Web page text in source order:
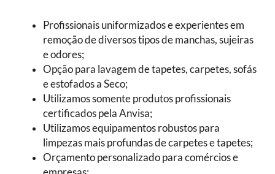
Profissionais uniformizados e experientes em
remoção de diversos tipos de manchas, sujeiras
e odores;
Opção para lavagem de tapetes, carpetes, sofás
e estofados a Seco;
Utilizamos somente produtos profissionais
certificados pela Anvisa;
Utilizamos equipamentos robustos para
limpezas mais profundas de carpetes e tapetes;
Orçamento personalizado para comércios e